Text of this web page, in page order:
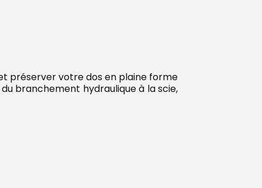
préserver votre dos en plaine forme
branchement hydraulique à la scie,